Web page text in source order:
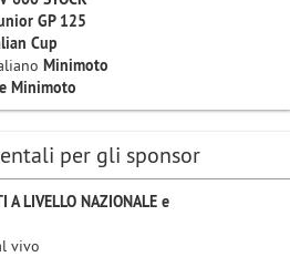
GP 125
Cup
Minimoto
Minimoto
per gli sponsor
A LIVELLO NAZIONALE e
vivo